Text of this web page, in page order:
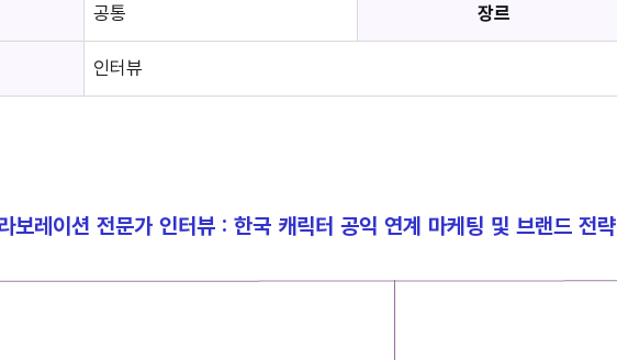
공통 장르
인터뷰
보레이션 전문가 인터뷰 : 한국 캐릭터 공익 연계 마케팅 및 브랜드 전략